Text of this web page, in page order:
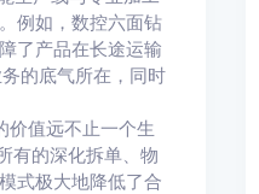
例如，数控六面钻
了产品在长途运输
的底气所在，同时
价值远不止一个生
有的深化拆单、物
式极大地降低了合